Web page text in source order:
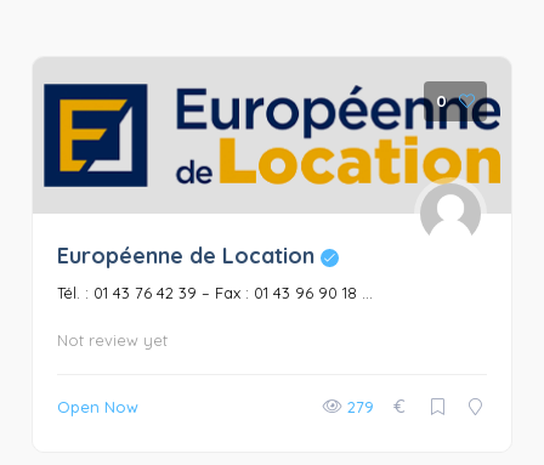
0
Européenne de Location
Tél. : 01 43 76 42 39 – Fax : 01 43 96 90 18 ...
Not review yet
Open Now 279 €